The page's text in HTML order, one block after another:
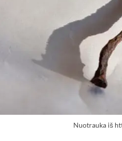
Nuotrauka iš